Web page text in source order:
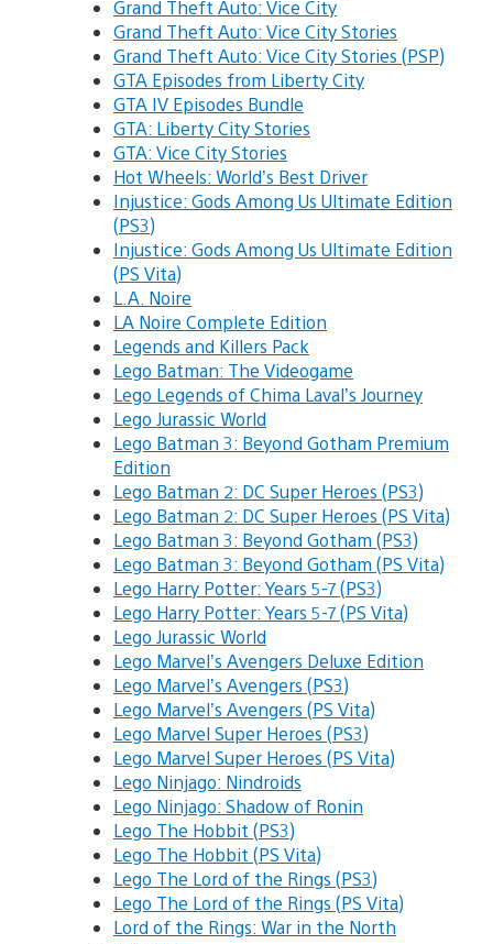
Grand Theft Auto: Vice City
Grand Theft Auto: Vice City Stories
Grand Theft Auto: Vice City Stories (PSP)
GTA Episodes from Liberty City
GTA IV Episodes Bundle
GTA: Liberty City Stories
GTA: Vice City Stories
Hot Wheels: World’s Best Driver
Injustice: Gods Among Us Ultimate Edition
(PS3)
Injustice: Gods Among Us Ultimate Edition
(PS Vita)
L.A. Noire
LA Noire Complete Edition
Legends and Killers Pack
Lego Batman: The Videogame
Lego Legends of Chima Laval’s Journey
Lego Jurassic World
Lego Batman 3: Beyond Gotham Premium
Edition
Lego Batman 2: DC Super Heroes (PS3)
Lego Batman 2: DC Super Heroes (PS Vita)
Lego Batman 3: Beyond Gotham (PS3)
Lego Batman 3: Beyond Gotham (PS Vita)
Lego Harry Potter: Years 5-7 (PS3)
Lego Harry Potter: Years 5-7 (PS Vita)
Lego Jurassic World
Lego Marvel’s Avengers Deluxe Edition
Lego Marvel’s Avengers (PS3)
Lego Marvel’s Avengers (PS Vita)
Lego Marvel Super Heroes (PS3)
Lego Marvel Super Heroes (PS Vita)
Lego Ninjago: Nindroids
Lego Ninjago: Shadow of Ronin
Lego The Hobbit (PS3)
Lego The Hobbit (PS Vita)
Lego The Lord of the Rings (PS3)
Lego The Lord of the Rings (PS Vita)
Lord of the Rings: War in the North